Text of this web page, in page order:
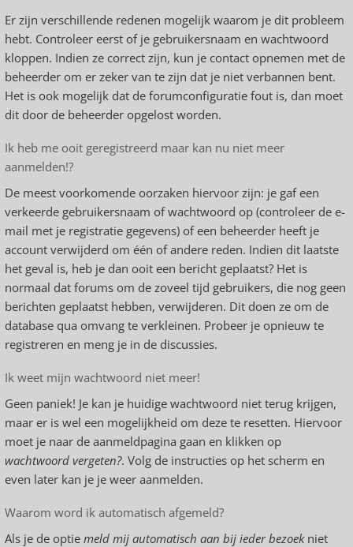
Er zijn verschillende redenen mogelijk waarom je dit probleem
hebt. Controleer eerst of je gebruikersnaam en wachtwoord
kloppen. Indien ze correct zijn, kun je contact opnemen met de
beheerder om er zeker van te zijn dat je niet verbannen bent.
Het is ook mogelijk dat de forumconfiguratie fout is, dan moet
dit door de beheerder opgelost worden.
Ik heb me ooit geregistreerd maar kan nu niet meer
aanmelden!?
De meest voorkomende oorzaken hiervoor zijn: je gaf een
verkeerde gebruikersnaam of wachtwoord op (controleer de e-
mail met je registratie gegevens) of een beheerder heeft je
account verwijderd om één of andere reden. Indien dit laatste
het geval is, heb je dan ooit een bericht geplaatst? Het is
normaal dat forums om de zoveel tijd gebruikers, die nog geen
berichten geplaatst hebben, verwijderen. Dit doen ze om de
database qua omvang te verkleinen. Probeer je opnieuw te
registreren en meng je in de discussies.
Ik weet mijn wachtwoord niet meer!
Geen paniek! Je kan je huidige wachtwoord niet terug krijgen,
maar er is wel een mogelijkheid om deze te resetten. Hiervoor
moet je naar de aanmeldpagina gaan en klikken op
wachtwoord vergeten?. Volg de instructies op het scherm en
even later kan je je weer aanmelden.
Waarom word ik automatisch afgemeld?
Als je de optie meld mij automatisch aan bij ieder bezoekniet